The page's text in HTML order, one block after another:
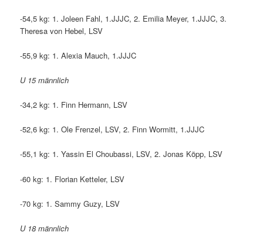
-54,5 kg: 1. Joleen Fahl, 1.JJJC, 2. Emilia Meyer, 1.JJJC, 3.
Theresa von Hebel, LSV
-55,9 kg: 1. Alexia Mauch, 1.JJJC
U 15 männlich
-34,2 kg: 1. Finn Hermann, LSV
-52,6 kg: 1. Ole Frenzel, LSV, 2. Finn Wormitt, 1.JJJC
-55,1 kg: 1. Yassin El Choubassi, LSV, 2. Jonas Köpp, LSV
-60 kg: 1. Florian Ketteler, LSV
-70 kg: 1. Sammy Guzy, LSV
U 18 männlich